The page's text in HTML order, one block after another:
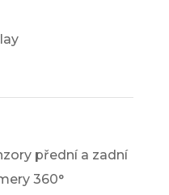
přední a zadní
360°